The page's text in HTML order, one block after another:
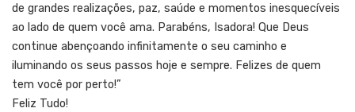
de grandes realizações, paz, saúde e momentos inesquecíveis
ao lado de quem você ama. Parabéns, Isadora! Que Deus
continue abençoando infinitamente o seu caminho e
iluminando os seus passos hoje e sempre. Felizes de quem
tem você por perto!”
Feliz Tudo!